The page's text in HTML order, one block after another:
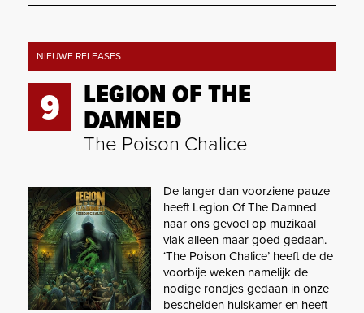
NIEUWE RELEASES
9 LEGION OF THE
DAMNED
The Poison Chalice
De langer dan voorziene pauze
heeft Legion Of The Damned
naar ons gevoel op muzikaal
vlak alleen maar goed gedaan.
‘The Poison Chalice’ heeft de de
voorbije weken namelijk de
nodige rondjes gedaan in onze
bescheiden huiskamer en heeft